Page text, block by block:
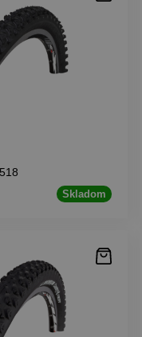
Skladom